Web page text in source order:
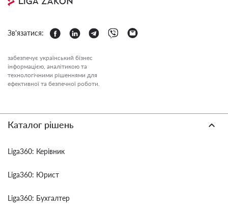
Зв'язатися:
забезпечує український бізнес
інформацією, аналітикою та
технологічними рішеннями для
ефективної та безпечної роботи.
Каталог рішень
Liga360: Керівник
Liga360: Юрист
Liga360: Бухгалтер